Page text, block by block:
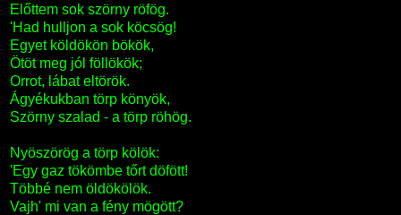
Előttem sok szörny röfög.
'Had hulljon a sok köcsög!
Egyet köldökön bökök,
Ötöt meg jól föllökök;
Orrot, lábat eltörök.
Ágyékukban törp könyök,
Szörny szalad - a törp röhög.
Nyöszörög a törp kölök:
'Egy gaz tökömbe tőrt döfött!
Többé nem öldökölök.
Vajh' mi van a fény mögött?